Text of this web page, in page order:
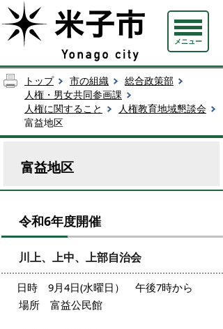
メニュー
トップ 市の組織
総合政策部
人権・男女共同参画課
人権に関すること
人権教育地域懇談会
富益地区
富益地区
令和6年度開催
川上、上中、上部自治会
日時 9月4日(水曜日） 午後7時から
場所 富益公民館